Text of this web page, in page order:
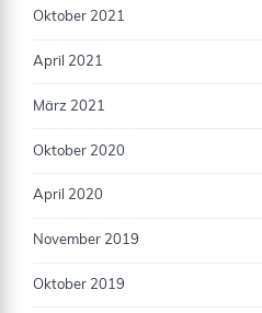
Oktober 2021
April 2021
März 2021
Oktober 2020
April 2020
November 2019
Oktober 2019